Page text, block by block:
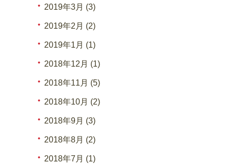
2019年3月 (3)
2019年2月 (2)
2019年1月 (1)
2018年12月 (1)
2018年11月 (5)
2018年10月 (2)
2018年9月 (3)
2018年8月 (2)
2018年7月 (1)